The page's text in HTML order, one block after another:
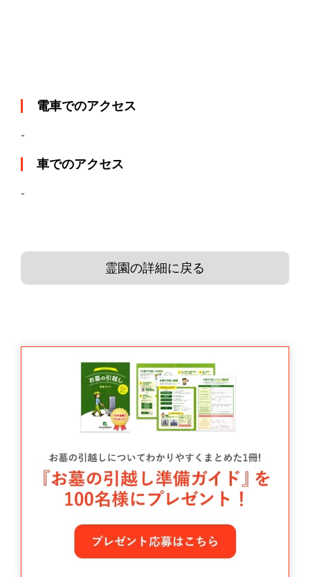
電車でのアクセス
-
車でのアクセス
-
霊園の詳細に戻る